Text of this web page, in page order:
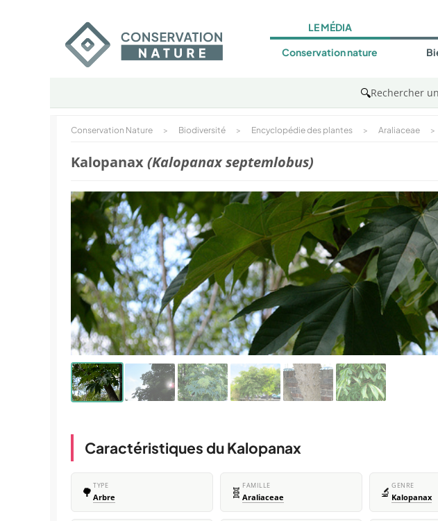
LE MÉDIA
Conservation nature
🔍Rechercher
Conservation Nature > Biodiversité > Encyclopédie des plantes > Araliaceae >
Kalopanax(Kalopanax septemlobus)
Caractéristiques du Kalopanax
🌳 TYPE
Arbre 🧬 FAMILLE
Araliaceae 🔬 GENRE
Kalopanax